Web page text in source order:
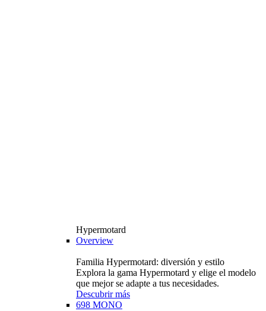
Hypermotard
Overview
Familia Hypermotard: diversión y estilo
Explora la gama Hypermotard y elige el modelo
que mejor se adapte a tus necesidades.
Descubrir más
698 MONO